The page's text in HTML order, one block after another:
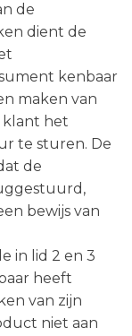
de
dient de
kenbaar
maken van
klant het
te sturen. De
de
bewijs van
in lid 2 en 3
heeft
van zijn
niet aan